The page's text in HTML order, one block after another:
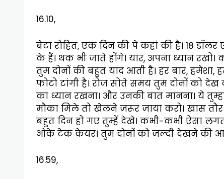
16.10,
बेटा रोहित, एक दिन की पे कहां की है। 18
के हैं। थक भी जाते होंगे। यार, अपना ध्यान
तुम दोनों की बहुत याद आती है। हर बार,
फोटो टांगी है। रोज सोते समय तुम दोनों को
का ध्यान रखना। और उनकी बात मानना। ये
मौका मिले तो खेलने जरूर जाया करो। खास तौर
बहुत दिन हो गए तुम्हें देखे। कभी-कभी ऐसा
ओके टेक केयर। तुम दोनों को जल्दी देखने की
16.59,